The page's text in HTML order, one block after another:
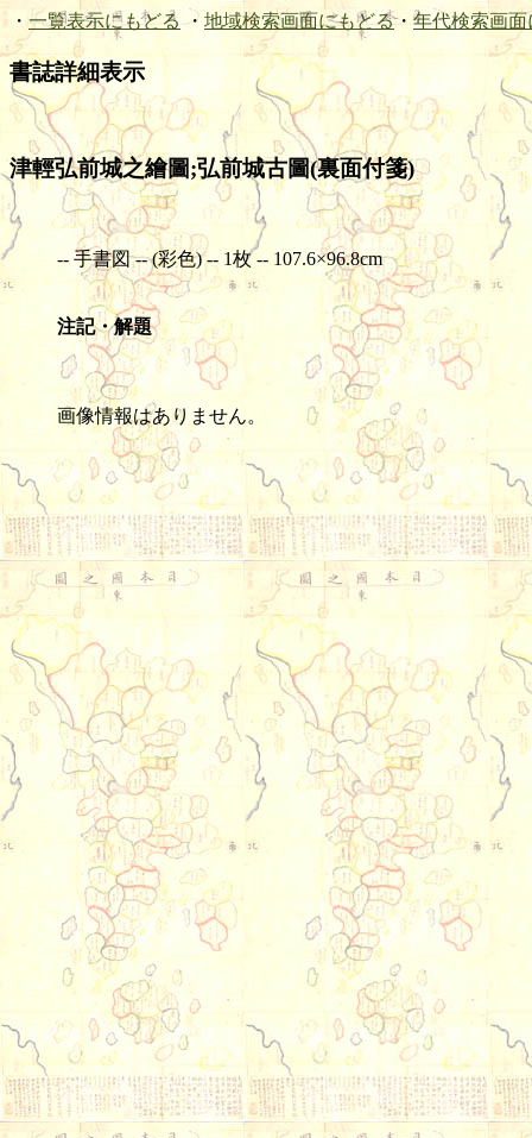
・ 一覧表示にもどる ・ 地域検索画面にもどる・ 年代検索画面
書誌詳細表示
津輕弘前城之繪圖;弘前城古圖(裏面付箋)
-- 手書図 -- (彩色) -- 1枚 -- 107.6×96.8cm
注記・解題
画像情報はありません。